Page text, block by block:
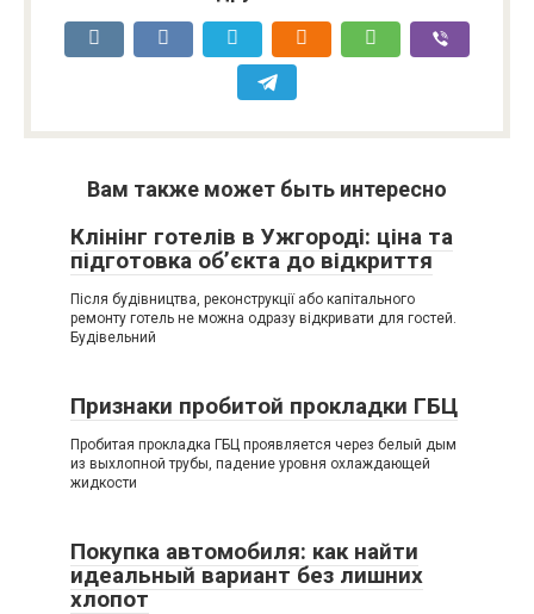
Вам также может быть интересно
Клінінг готелів в Ужгороді: ціна та
підготовка об’єкта до відкриття
Після будівництва, реконструкції або капітального
ремонту готель не можна одразу відкривати для гостей.
Будівельний
Признаки пробитой прокладки ГБЦ
Пробитая прокладка ГБЦ проявляется через белый дым
из выхлопной трубы, падение уровня охлаждающей
жидкости
Покупка автомобиля: как найти
идеальный вариант без лишних
хлопот